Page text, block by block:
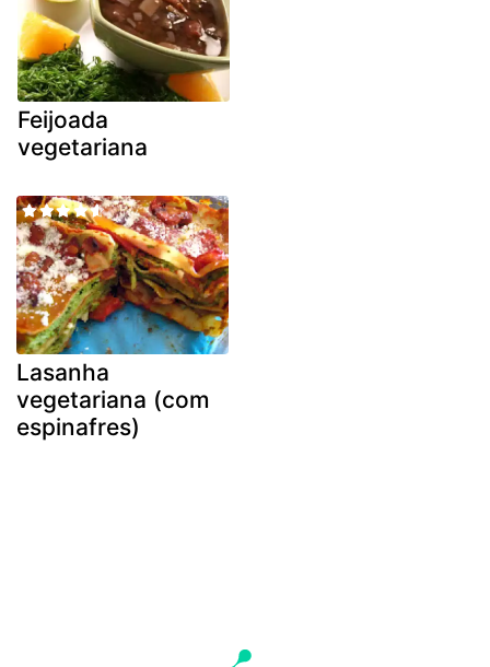
Feijoada
vegetariana
Lasanha
vegetariana (com
espinafres)